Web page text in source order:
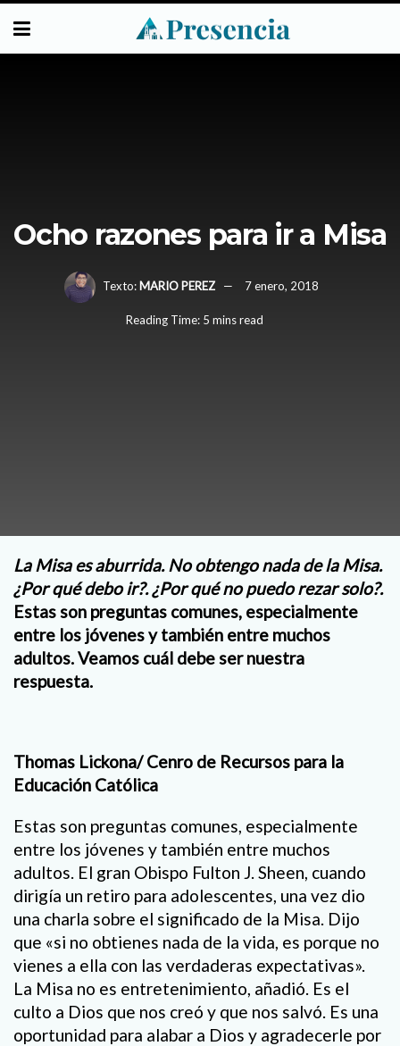
Ocho razones para ir a Misa
Texto: MARIO PEREZ 7 enero, 2018
Reading Time: 5 mins read
La Misa es aburrida. No obtengo nada de la Misa.
¿Por qué debo ir?. ¿Por qué no puedo rezar solo?.
Estas son preguntas comunes, especialmente
entre los jóvenes y también entre muchos
adultos. Veamos cuál debe ser nuestra
respuesta.
Thomas Lickona/ Cenro de Recursos para la
Educación Católica
Estas son preguntas comunes, especialmente
entre los jóvenes y también entre muchos
adultos. El gran Obispo Fulton J. Sheen, cuando
dirigía un retiro para adolescentes, una vez dio
una charla sobre el significado de la Misa. Dijo
que «si no obtienes nada de la vida, es porque no
vienes a ella con las verdaderas expectativas».
La Misa no es entretenimiento, añadió. Es el
culto a Dios que nos creó y que nos salvó. Es una
oportunidad para alabar a Dios y agradecerle por